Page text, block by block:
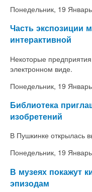
Понедельник, 19
Часть экспозиции
интерактивной
Некоторые
электронном виде.
Понедельник, 19
Библиотека
изобретений
В Пушкинке открылась
Понедельник, 19
В музеях покажут
эпизодам